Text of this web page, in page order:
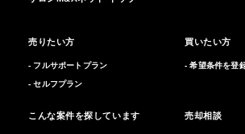
売りたい方
- フルサポートプラン
- セルフプラン
買いたい方
- 希望条件を登
こんな案件を探しています 売却相談